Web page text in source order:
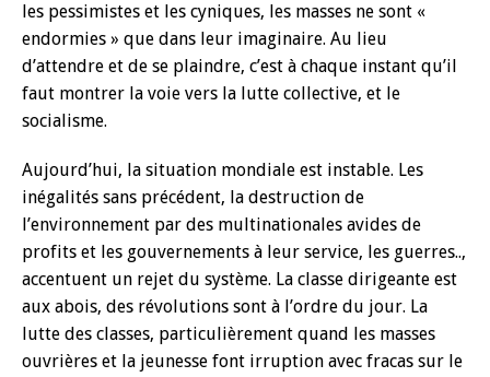
les pessimistes et les cyniques, les masses ne sont «
endormies » que dans leur imaginaire. Au lieu
d’attendre et de se plaindre, c’est à chaque instant qu’il
faut montrer la voie vers la lutte collective, et le
socialisme.
Aujourd’hui, la situation mondiale est instable. Les
inégalités sans précédent, la destruction de
l’environnement par des multinationales avides de
profits et les gouvernements à leur service, les guerres..,
accentuent un rejet du système. La classe dirigeante est
aux abois, des révolutions sont à l’ordre du jour. La
lutte des classes, particulièrement quand les masses
ouvrières et la jeunesse font irruption avec fracas sur le